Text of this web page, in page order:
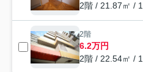
2階 / 21.87㎡ /
2階
6.2万円
2階 / 22.54㎡ /